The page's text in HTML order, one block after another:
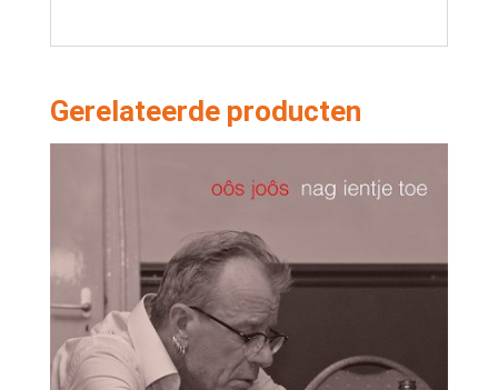
Gerelateerde producten